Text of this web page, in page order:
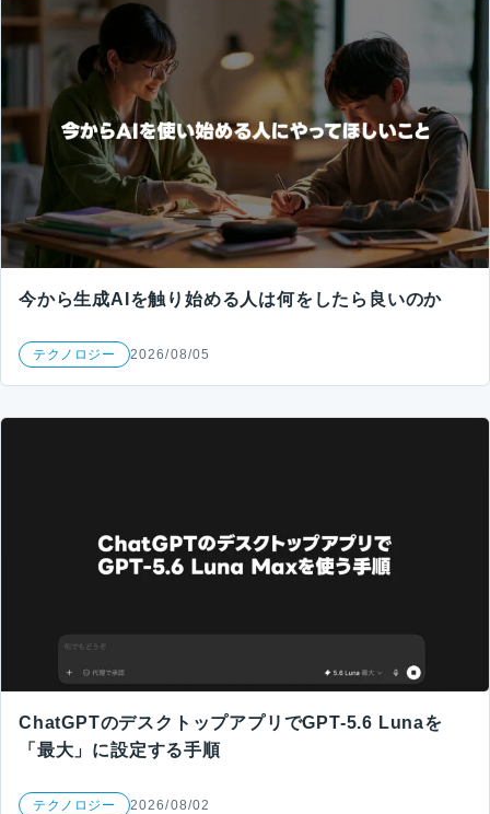
今から生成AIを触り始める人は何をしたら良いのか
テクノロジー 2026/08/05
ChatGPTのデスクトップアプリでGPT-5.6 Lunaを
「最大」に設定する手順
テクノロジー 2026/08/02